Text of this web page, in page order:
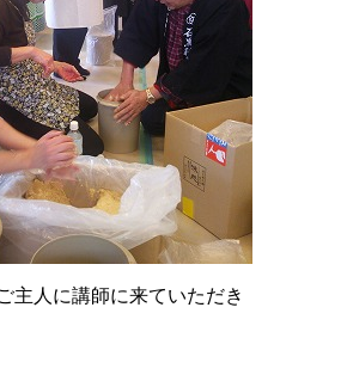
主人に講師に来ていただき